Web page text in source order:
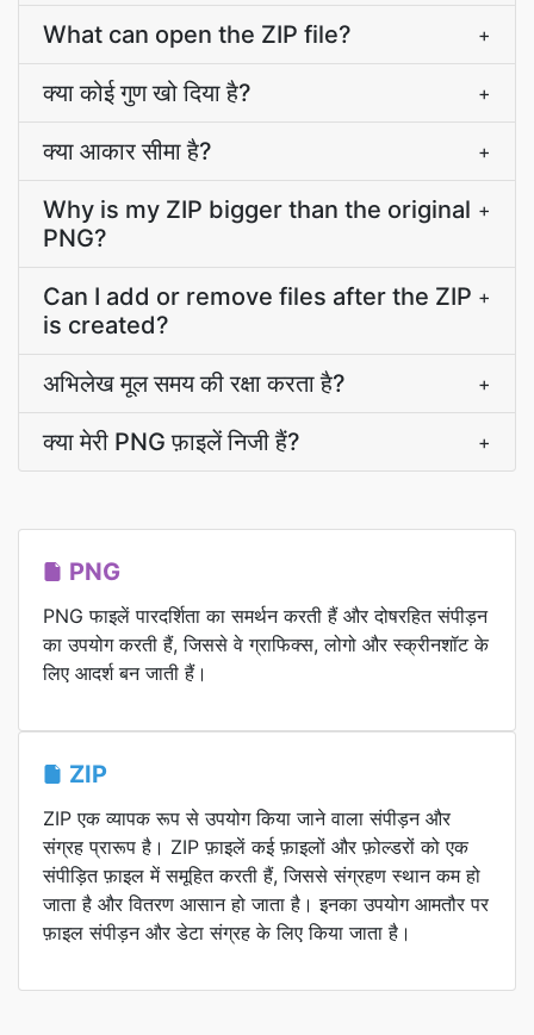
What can open the ZIP file? +
क्या कोई गुण खो दिया है? +
क्या आकार सीमा है? +
Why is my ZIP bigger than the original
PNG?
+
Can I add or remove files after the ZIP
is created?
+
अभिलेख मूल समय की रक्षा करता है? +
क्या मेरी PNG फ़ाइलें निजी हैं? +
PNG
PNG फाइलें पारदर्शिता का समर्थन करती हैं और दोषरहित संपीड़न
का उपयोग करती हैं, जिससे वे ग्राफिक्स, लोगो और स्क्रीनशॉट के
लिए आदर्श बन जाती हैं।
ZIP
ZIP एक व्यापक रूप से उपयोग किया जाने वाला संपीड़न और
संग्रह प्रारूप है। ZIP फ़ाइलें कई फ़ाइलों और फ़ोल्डरों को एक
संपीड़ित फ़ाइल में समूहित करती हैं, जिससे संग्रहण स्थान कम हो
जाता है और वितरण आसान हो जाता है। इनका उपयोग आमतौर पर
फ़ाइल संपीड़न और डेटा संग्रह के लिए किया जाता है।